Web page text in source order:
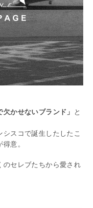
かせないブランド」
と
スコで誕生したしたこ
意。
のセレブたちから愛され